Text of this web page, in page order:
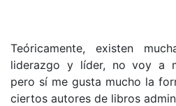
Teóricamente, existen
liderazgo y líder, no voy a
pero sí me gusta mucho la
ciertos autores de libros